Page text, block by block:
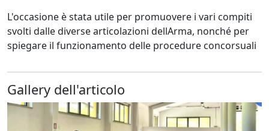
L'occasione è stata utile per promuovere i vari compiti
svolti dalle diverse articolazioni dellArma, nonché per
spiegare il funzionamento delle procedure concorsuali
Gallery dell'articolo